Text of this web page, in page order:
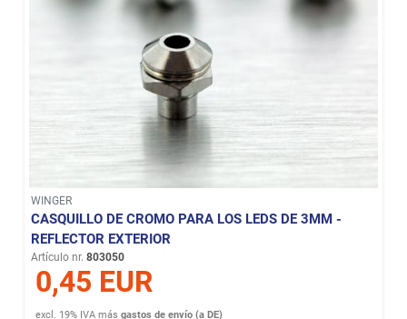
WINGER
CASQUILLO DE CROMO PARA LOS LEDS DE 3MM -
REFLECTOR EXTERIOR
Artículo nr. 803050
0,45 EUR
excl. 19% IVA másgastos de envío (a DE)